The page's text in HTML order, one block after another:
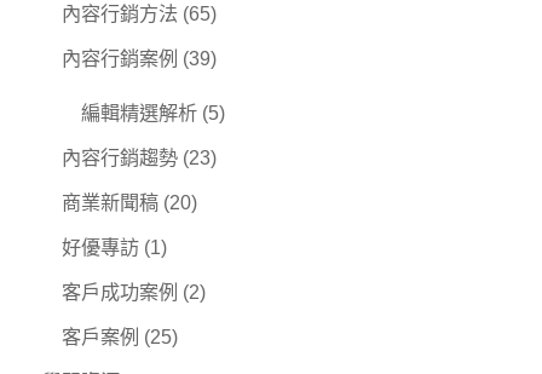
內容行銷方法 (65)
內容行銷案例 (39)
編輯精選解析 (5)
內容行銷趨勢 (23)
商業新聞稿 (20)
好優專訪 (1)
客戶成功案例 (2)
客戶案例 (25)